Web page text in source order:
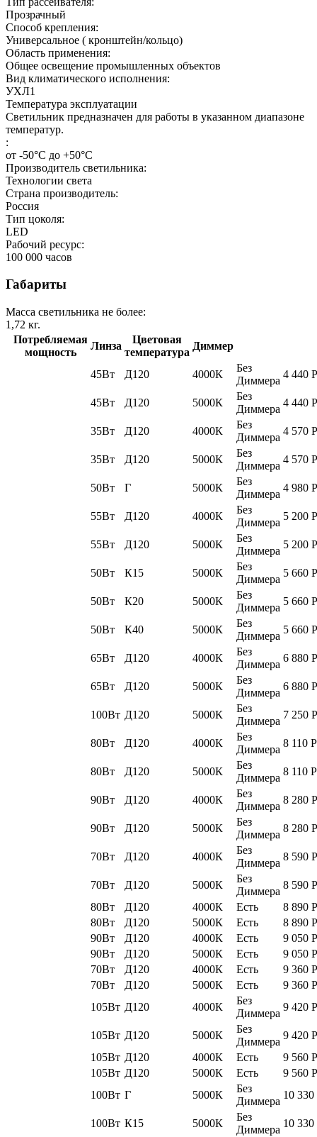
Прозрачный
Способ крепления:
Универсальное ( кронштейн/кольцо)
Область применения:
Общее освещение промышленных объектов
Вид климатического исполнения:
УХЛ1
Температура эксплуатации
Светильник предназначен для работы в указанном диапазоне
температур.
:
от -50°C до +50°C
Производитель светильника:
Технологии света
Страна производитель:
Россия
Тип цоколя:
LED
Рабочий ресурс:
100 000 часов
Габариты
Масса светильника не более:
1,72 кг.
Потребляемая
мощность
Линза
Цветовая
температура
Диммер
45Вт Д120 4000К
Без
Диммера
4 440 Р
45Вт Д120 5000К
Без
Диммера
4 440 Р
35Вт Д120 4000К
Без
Диммера
4 570 Р
35Вт Д120 5000К
Без
Диммера
4 570 Р
50Вт Г 5000К
Без
Диммера
4 980 Р
55Вт Д120 4000К
Без
Диммера
5 200 Р
55Вт Д120 5000К
Без
Диммера
5 200 Р
50Вт К15 5000К
Без
Диммера
5 660 Р
50Вт К20 5000К
Без
Диммера
5 660 Р
50Вт К40 5000К
Без
Диммера
5 660 Р
65Вт Д120 4000К
Без
Диммера
6 880 Р
65Вт Д120 5000К
Без
Диммера
6 880 Р
100Вт Д120 5000К
Без
Диммера
7 250 Р
80Вт Д120 4000К
Без
Диммера
8 110 Р
80Вт Д120 5000К
Без
Диммера
8 110 Р
90Вт Д120 4000К
Без
Диммера
8 280 Р
90Вт Д120 5000К
Без
Диммера
8 280 Р
70Вт Д120 4000К
Без
Диммера
8 590 Р
70Вт Д120 5000К
Без
Диммера
8 590 Р
80Вт
Д120 4000К Есть 8 890 Р
80Вт
Д120 5000К Есть 8 890 Р
90Вт
Д120 4000К Есть 9 050 Р
90Вт
Д120 5000К Есть 9 050 Р
70Вт
Д120 4000К Есть 9 360 Р
70Вт
Д120 5000К Есть 9 360 Р
105Вт Д120 4000К
Без
Диммера
9 420 Р
105Вт Д120 5000К
Без
Диммера
9 420 Р
105Вт Д120 4000К Есть 9 560 Р
105Вт Д120 5000К Есть 9 560 Р
100Вт Г 5000К
Без
Диммера
10 330
100Вт К15 5000К
Без
Диммера
10 330